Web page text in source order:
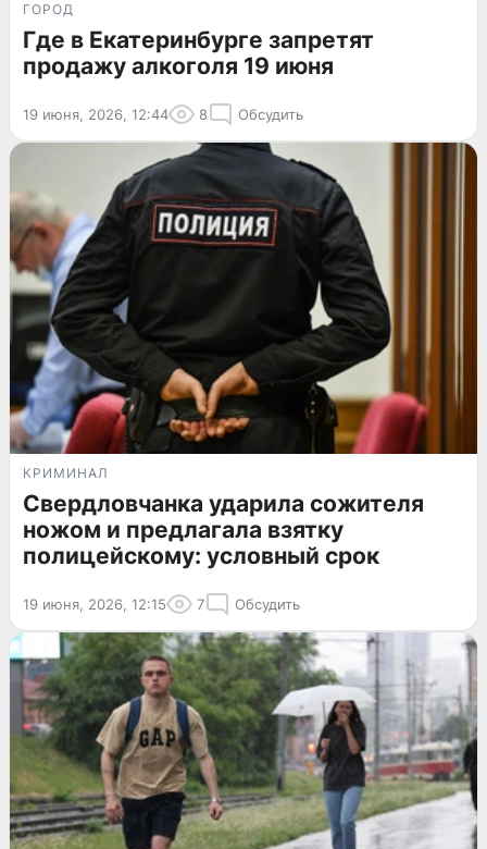
ГОРОД
Где в Екатеринбурге запретят
продажу алкоголя 19 июня
19 июня, 2026, 12:44 8 Обсудить
КРИМИНАЛ
Свердловчанка ударила сожителя
ножом и предлагала взятку
полицейскому: условный срок
19 июня, 2026, 12:15 7 Обсудить